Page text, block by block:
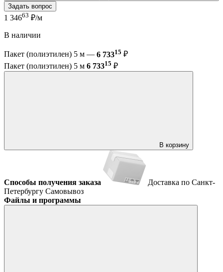
Задать вопрос
1 34663 ₽/м
В наличии
Пакет (полиэтилен) 5 м — 6 73315 ₽
Пакет (полиэтилен) 5 м 6 73315 ₽
В корзину
Способы получения заказа
Доставка по Санкт-
Петербургу Самовывоз
Файлы и программы